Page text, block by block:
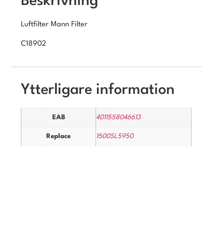
Luftfilter Mann Filter
C18902
Ytterligare information
EAB 4011558046613
Replace 1500SL5950